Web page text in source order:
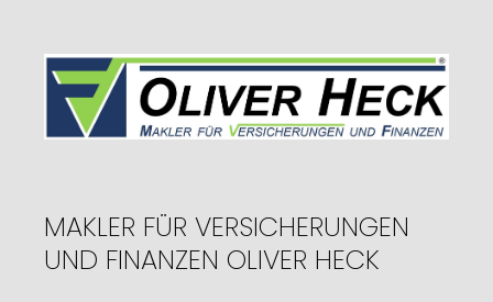
MAKLER FÜR VERSICHERUNGEN
UND FINANZEN OLIVER HECK